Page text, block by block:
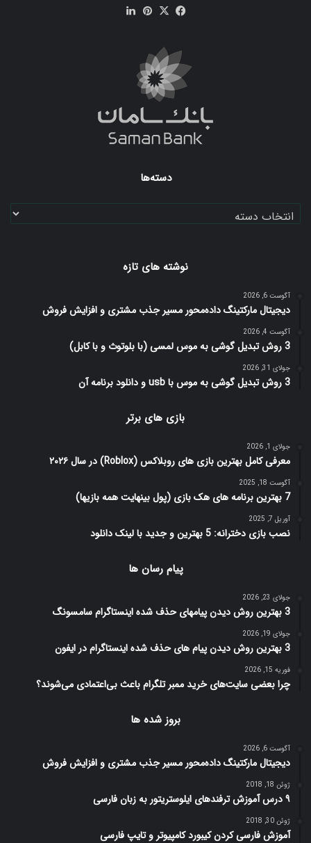
فیسX ‫پین‌ترست
دسته‌ها
دسته‌ها
نوشته های تازه
آگوست 6, 2026
دیجیتال مارکتینگ داده‌محور مسیر جذب مشتری و افزایش فروش
آگوست 4, 2026
3 روش تبدیل گوشی به موس لمسی (با بلوتوث و با کابل)
جولای 31, 2026
3 روش تبدیل گوشی به موس با usb و دانلود برنامه آن
بازی های برتر
جولای 1, 2026
معرفی کامل بهترین بازی های روبلاکس (Roblox) در سال ۲۰۲۶
آگوست 18, 2025
7 بهترین برنامه های هک بازی (پول بینهایت همه بازیها)
آوریل 7, 2025
نصب بازی دخترانه: 5 بهترین و جدید با لینک دانلود
پیام رسان ها
جولای 23, 2026
3 بهترین روش دیدن پیامهای حذف شده اینستاگرام سامسونگ
جولای 19, 2026
3 بهترین روش دیدن پیام های حذف شده اینستاگرام در ایفون
فوریه 15, 2026
چرا بعضی سایت‌های خرید ممبر تلگرام باعث بی‌اعتمادی می‌شوند؟
بروز شده ها
آگوست 6, 2026
دیجیتال مارکتینگ داده‌محور مسیر جذب مشتری و افزایش فروش
ژوئن 18, 2018
۹ درس آموزش ترفندهای ایلوستریتور به زبان فارسی
ژوئن 30, 2018
آموزش فارسی کردن کیبورد کامپیوتر و تایپ فارسی